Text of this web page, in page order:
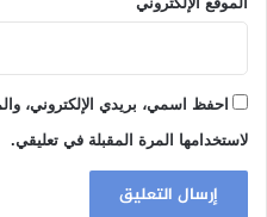
احفظ اسمي، بريدي الإلكتروني،
لاستخدامها المرة المقبلة في تعليقي.